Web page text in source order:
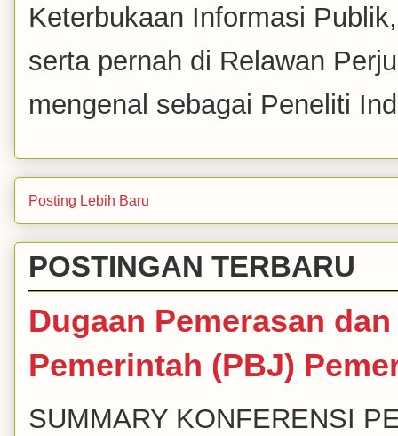
Keterbukaan Informasi
serta pernah di Relawan
mengenal sebagai Peneliti
Posting Lebih Baru
POSTINGAN TERBARU
Dugaan Pemerasan
Pemerintah (PBJ)
SUMMARY KONFERENSI